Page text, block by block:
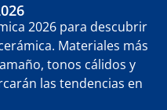
2026 para descubrir
Materiales más
tonos cálidos y
las tendencias en